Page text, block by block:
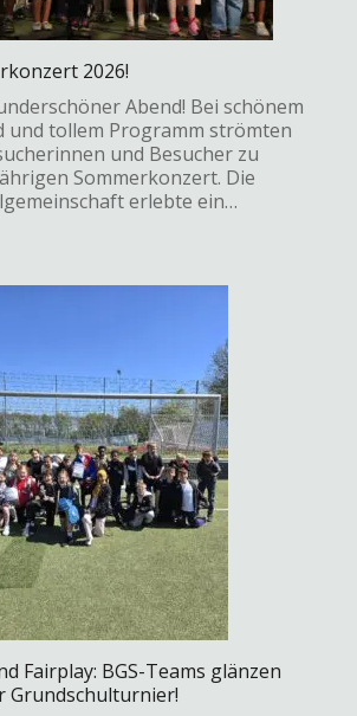
2026!
Abend! Bei schönem
und tollem Programm strömten
und Besucher zu
Sommerkonzert. Die
erlebte ein…
Fairplay: BGS-Teams glänzen
Grundschulturnier!